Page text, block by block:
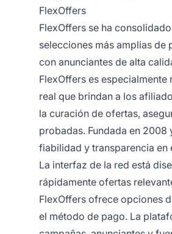
FlexOffers
FlexOffers se ha
selecciones más amplias
con anunciantes de alta
FlexOffers es
real que brindan a los
la curación de ofertas,
probadas. Fundada en 2008
fiabilidad y transparencia en
La interfaz de la red está
rápidamente ofertas
FlexOffers ofrece opciones
el método de pago. La